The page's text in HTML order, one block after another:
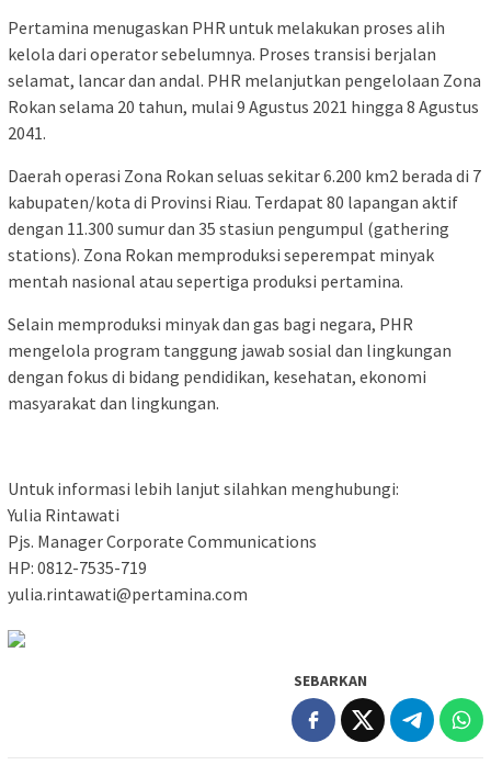
Pertamina menugaskan PHR untuk melakukan proses alih
kelola dari operator sebelumnya. Proses transisi berjalan
selamat, lancar dan andal. PHR melanjutkan pengelolaan Zona
Rokan selama 20 tahun, mulai 9 Agustus 2021 hingga 8 Agustus
2041.
Daerah operasi Zona Rokan seluas sekitar 6.200 km2 berada di 7
kabupaten/kota di Provinsi Riau. Terdapat 80 lapangan aktif
dengan 11.300 sumur dan 35 stasiun pengumpul (gathering
stations). Zona Rokan memproduksi seperempat minyak
mentah nasional atau sepertiga produksi pertamina.
Selain memproduksi minyak dan gas bagi negara, PHR
mengelola program tanggung jawab sosial dan lingkungan
dengan fokus di bidang pendidikan, kesehatan, ekonomi
masyarakat dan lingkungan.
Untuk informasi lebih lanjut silahkan menghubungi:
Yulia Rintawati
Pjs. Manager Corporate Communications
HP: 0812-7535-719
yulia.rintawati@pertamina.com
SEBARKAN